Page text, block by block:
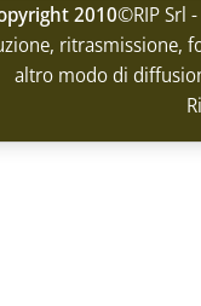
2010©RIP Srl -
ritrasmissione,
altro modo di